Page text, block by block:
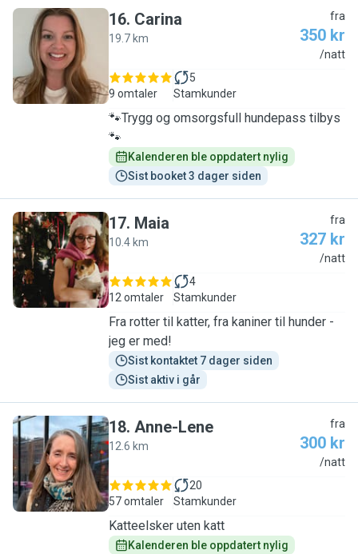
C
16. Carina
19.7 km
fra
350 kr
/natt
9 omtaler
5
Stamkunder
🐾Trygg og omsorgsfull hundepass tilbys
🐾
Kalenderen ble oppdatert nylig
Sist booket 3 dager siden
M
17. Maia
10.4 km
fra
327 kr
/natt
12 omtaler
4
Stamkunder
Fra rotter til katter, fra kaniner til hunder -
jeg er med!
Sist kontaktet 7 dager siden
Sist aktiv i går
A
18. Anne-Lene
12.6 km
fra
300 kr
/natt
57 omtaler
20
Stamkunder
Katteelsker uten katt
Kalenderen ble oppdatert nylig